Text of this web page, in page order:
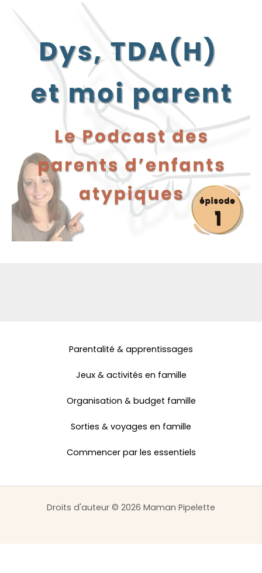
Parentalité & apprentissages
Jeux & activités en famille
Organisation & budget famille
Sorties & voyages en famille
Commencer par les essentiels
Droits d'auteur © 2026 Maman Pipelette